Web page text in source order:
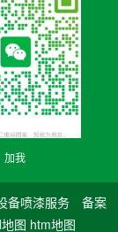
加我
备喷漆服务 备案
图 htm地图